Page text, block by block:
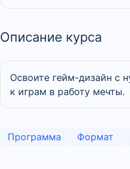
Описание курса
Освоите гейм-дизайн с
к играм в работу мечты.
Программа Формат